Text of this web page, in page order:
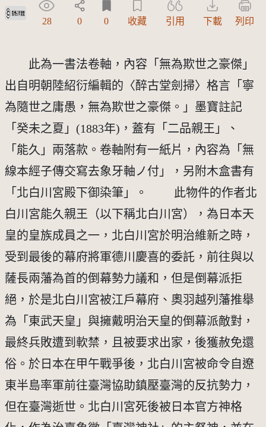
受著作權法保護-僅限於本平台有限度公開瀏覽
28 0 0 收藏 引用 下載 列印
此為一書法卷軸，內容「無為欺世之豪傑」
出自明朝陸紹衍編輯的〈醉古堂劍掃〉格言「寧
為隨世之庸愚，無為欺世之豪傑。」墨寶註記
「癸未之夏」(1883年)，蓋有「二品親王」、
「能久」兩落款。卷軸附有一紙片，內容為「無
線本經子傳交寫去象牙軸ノ付」，另附木盒書有
「北白川宮殿下御染筆」。 此物件的作者北
白川宮能久親王（以下稱北白川宮），為日本天
皇的皇族成員之一，北白川宮於明治維新之時，
受到最後的幕府將軍德川慶喜的委託，前往與以
薩長兩藩為首的倒幕勢力議和，但是倒幕派拒
絕，於是北白川宮被江戶幕府、奧羽越列藩推舉
為「東武天皇」與擁戴明治天皇的倒幕派敵對，
最終兵敗遭到軟禁，且被要求出家，後獲赦免還
俗。於日本在甲午戰爭後，北白川宮被命令自遼
東半島率軍前往臺灣協助鎮壓臺灣的反抗勢力，
但在臺灣逝世。北白川宮死後被日本官方神格